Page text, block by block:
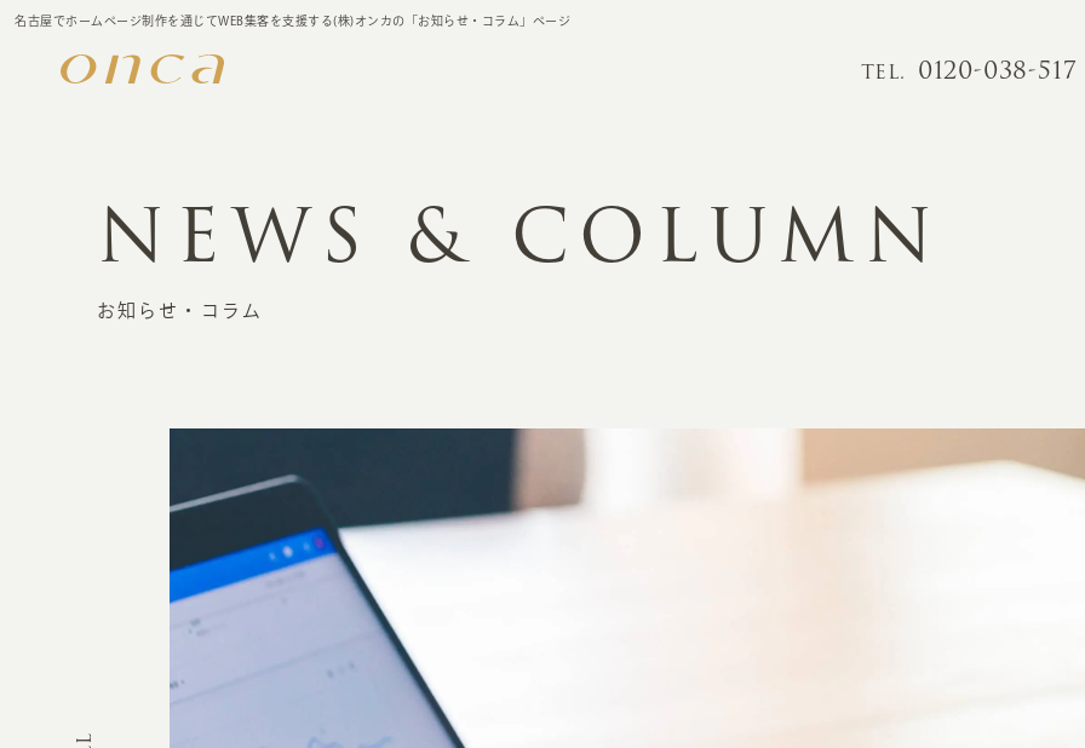
名古屋でホームページ制作を通じてWEB集客を支援する(株)オンカの「お知らせ・コラム」ページ
TEL. 0120-038-517
NEWS & COLUMN
お知らせ・コラム